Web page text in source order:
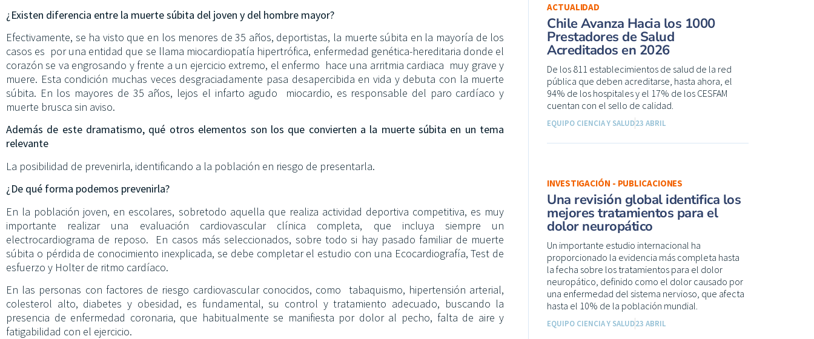
¿Existen diferencia entre la muerte súbita del joven y del hombre mayor?
Efectivamente, se ha visto que en los menores de 35 años, deportistas, la muerte súbita en la mayoría de los
casos es por una entidad que se llama miocardiopatía hipertrófica, enfermedad genética-hereditaria donde el
corazón se va engrosando y frente a un ejercicio extremo, el enfermo hace una arritmia cardiaca muy grave y
muere. Esta condición muchas veces desgraciadamente pasa desapercibida en vida y debuta con la muerte
súbita. En los mayores de 35 años, lejos el infarto agudo miocardio, es responsable del paro cardíaco y
muerte brusca sin aviso.
Además de este dramatismo, qué otros elementos son los que convierten a la muerte súbita en un tema
relevante
La posibilidad de prevenirla, identificando a la población en riesgo de presentarla.
¿De qué forma podemos prevenirla?
En la población joven, en escolares, sobretodo aquella que realiza actividad deportiva competitiva, es muy
importante realizar una evaluación cardiovascular clínica completa, que incluya siempre un
electrocardiograma de reposo. En casos más seleccionados, sobre todo si hay pasado familiar de muerte
súbita o pérdida de conocimiento inexplicada, se debe completar el estudio con una Ecocardiografía, Test de
esfuerzo y Holter de ritmo cardíaco.
En las personas con factores de riesgo cardiovascular conocidos, como tabaquismo, hipertensión arterial,
colesterol alto, diabetes y obesidad, es fundamental, su control y tratamiento adecuado, buscando la
presencia de enfermedad coronaria, que habitualmente se manifiesta por dolor al pecho, falta de aire y
fatigabilidad con el ejercicio.
ACTUALIDAD
Chile Avanza Hacia los 1000
Prestadores de Salud
Acreditados en 2026
De los 811 establecimientos de salud de la red
pública que deben acreditarse, hasta ahora, el
94% de los hospitales y el 17% de los CESFAM
cuentan con el sello de calidad.
EQUIPO CIENCIA Y SALUD23 ABRIL
INVESTIGACIÓN - PUBLICACIONES
Una revisión global identifica los
mejores tratamientos para el
dolor neuropático
Un importante estudio internacional ha
proporcionado la evidencia más completa hasta
la fecha sobre los tratamientos para el dolor
neuropático, definido como el dolor causado por
una enfermedad del sistema nervioso, que afecta
hasta el 10% de la población mundial.
EQUIPO CIENCIA Y SALUD23 ABRIL